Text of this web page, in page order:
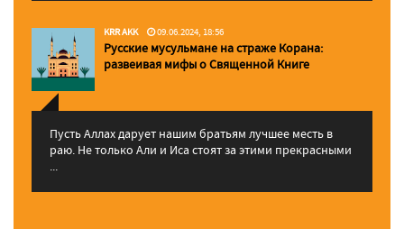
KRR AKK 09.06.2024, 18:56
Русские мусульмане на страже Корана:
pазвеивая мифы о Священной Книге
Пусть Аллах дарует нашим братьям лучшее месть в
раю. Не только Али и Иса стоят за этими прекрасными
...